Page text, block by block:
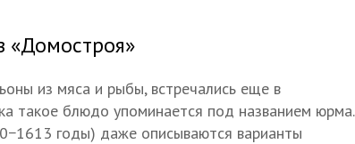
«Домостроя»
из мяса и рыбы, встречались еще в
такое блюдо упоминается под названием юрма.
годы) даже описываются варианты